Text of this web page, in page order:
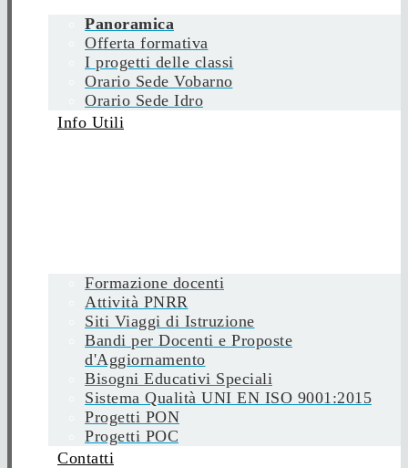
Panoramica
Offerta formativa
I progetti delle classi
Orario Sede Vobarno
Orario Sede Idro
Info Utili
Formazione docenti
Attività PNRR
Siti Viaggi di Istruzione
Bandi per Docenti e Proposte
d'Aggiornamento
Bisogni Educativi Speciali
Sistema Qualità UNI EN ISO 9001:2015
Progetti PON
Progetti POC
Contatti